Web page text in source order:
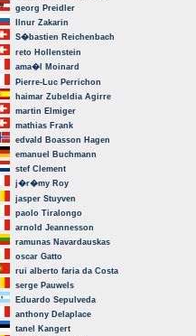
georg Preidler
Ilnur Zakarin
S�bastien Reichenbach
reto Hollenstein
ama�l Moinard
Pierre-Luc Perrichon
haimar Zubeldia Agirre
martin Elmiger
mathias Frank
edvald Boasson Hagen
emanuel Buchmann
stef Clement
j�r�my Roy
jasper Stuyven
paolo Tiralongo
arnold Jeannesson
ramunas Navardauskas
oscar Gatto
rui alberto faria da Costa
serge Pauwels
Eduardo Sepulveda
anthony Delaplace
tanel Kangert